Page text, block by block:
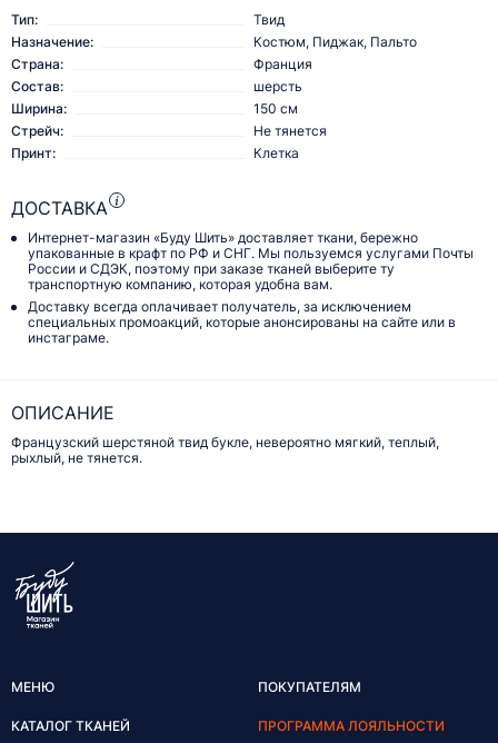
Тип:
Твид
Назначение:
Костюм, Пиджак, Пальто
Страна:
Франция
Состав:
шерсть
Ширина:
150 см
Стрейч:
Не тянется
Принт:
Клетка
ДОСТАВКА
Интернет-магазин «Буду Шить» доставляет ткани, бережно
упакованные в крафт по РФ и СНГ. Мы пользуемся услугами Почты
России и СДЭК, поэтому при заказе тканей выберите ту
транспортную компанию, которая удобна вам.
Доставку всегда оплачивает получатель, за исключением
специальных промоакций, которые анонсированы на сайте или в
инстаграме.
ОПИСАНИЕ
Французский шерстяной твид букле, невероятно мягкий, теплый,
рыхлый, не тянется.
МЕНЮ
КАТАЛОГ ТКАНЕЙ
ПОКУПАТЕЛЯМ
ПРОГРАММА ЛОЯЛЬНОСТИ